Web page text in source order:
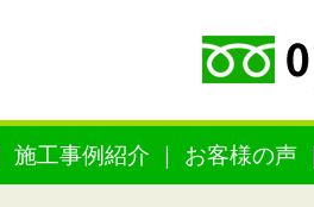
施工事例紹介 お客様の声